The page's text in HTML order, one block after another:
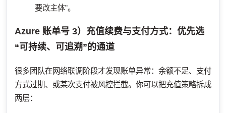
要改主体”。
Azure 账单号 3）充值续费与支付方式：优先选
“可持续、可追溯”的通道
很多团队在网络联调阶段才发现账单异常：余额不足、支付
方式过期、或某次支付被风控拦截。你可以把充值策略拆成
两层：